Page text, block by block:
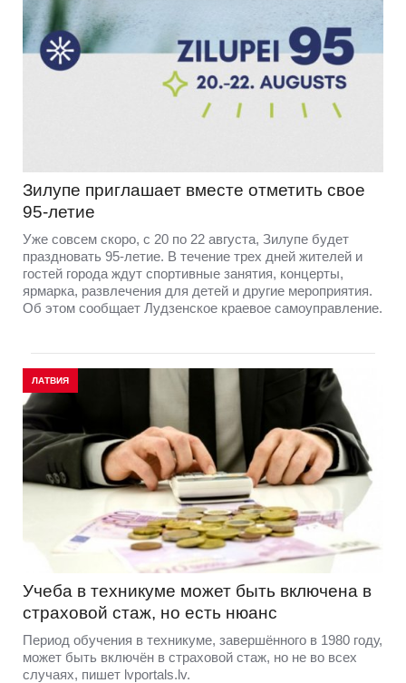
Зилупе приглашает вместе отметить свое
95-летие
Уже совсем скоро, с 20 по 22 августа, Зилупе будет
праздновать 95-летие. В течение трех дней жителей и
гостей города ждут спортивные занятия, концерты,
ярмарка, развлечения для детей и другие мероприятия.
Об этом сообщает Лудзенское краевое самоуправление.
ЛАТВИЯ
Учеба в техникуме может быть включена в
страховой стаж, но есть нюанс
Период обучения в техникуме, завершённого в 1980 году,
может быть включён в страховой стаж, но не во всех
случаях, пишет lvportals.lv.